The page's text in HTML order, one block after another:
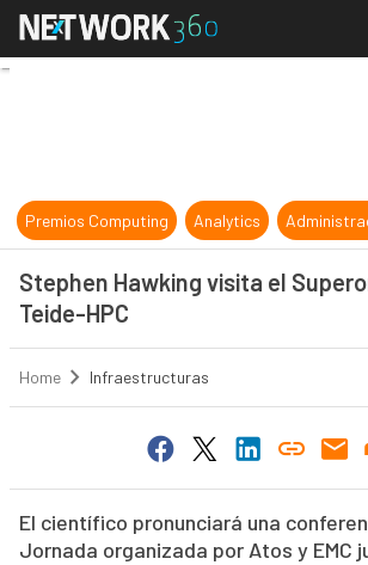
Stephen
Premios Computing Analytics
Stephen Hawking visita el
Teide-HPC
Home Infraestructuras
El científico pronunciará una
Jornada organizada por Atos y EMC